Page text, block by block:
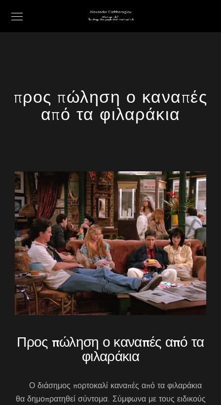
προς πώληση ο καναπές
από τα φιλαράκια
Προς πώληση ο καναπές από τα
φιλαράκια
Ο διάσημος πορτοκαλί καναπές από τα φιλαράκια
θα δημοπρατηθεί σύντομα. Σύμφωνα με τους ειδικούς